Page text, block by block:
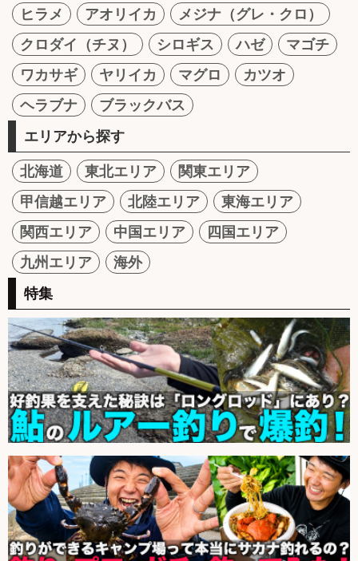
ヒラメ
アオリイカ
メジナ（グレ・クロ）
クロダイ（チヌ）
シロギス ハゼ
マゴチ
ワカサギ
ヤリイカ マグロ
カツオ
ヘラブナ
ブラックバス
エリアから探す
北海道 東北エリア
関東エリア
甲信越エリア
北陸エリア
東海エリア
関西エリア
中国エリア
四国エリア
九州エリア
海外
特集